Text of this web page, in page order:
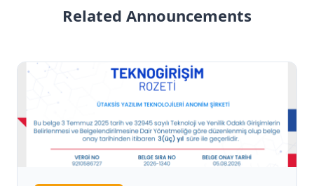
Related Announcements